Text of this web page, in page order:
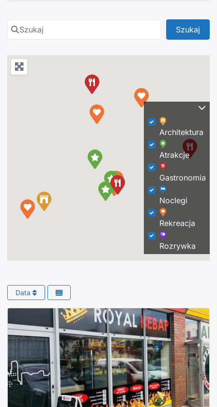
Szukaj Szukaj
Architektura
Atrakcje
Gastronomia
Noclegi
Rekreacja
Rozrywka
Data